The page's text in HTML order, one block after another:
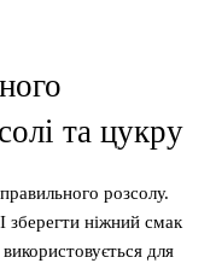
та цукру
розсолу.
зберегти ніжний смак
для